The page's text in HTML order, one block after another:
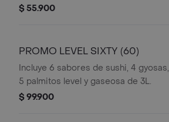
una gaseosa de 1.5 L.
$ 55.900
PROMO LEVEL SIXTY (60)
Incluye 6 sabores de sushi, 4 gyosas,
5 palmitos level y gaseosa de 3L.
$ 99.900